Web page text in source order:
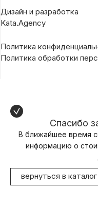
Дизайн и разработка
Kata.Agency
Политика
Политика обработки
Спасибо
В ближайшее время
информацию о
вернуться в каталог